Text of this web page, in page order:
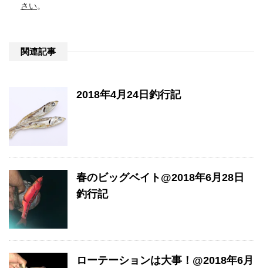
さい。
関連記事
2018年4月24日釣行記
春のビッグベイト@2018年6月28日
釣行記
ローテーションは大事！@2018年6月